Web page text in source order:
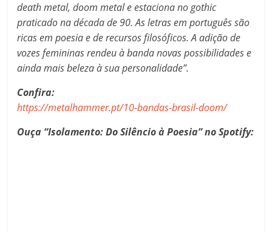
death metal, doom metal e estaciona no gothic
praticado na década de 90. As letras em português são
ricas em poesia e de recursos filosóficos. A adição de
vozes femininas rendeu à banda novas possibilidades e
ainda mais beleza à sua personalidade”.
Confira:
https://metalhammer.pt/10-bandas-brasil-doom/
Ouça “Isolamento: Do Silêncio à Poesia” no Spotify: